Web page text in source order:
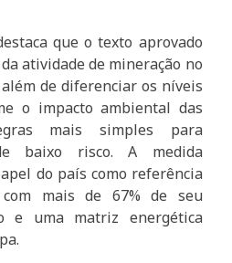
que o texto aprovado
atividade de mineração no
de diferenciar os níveis
o impacto ambiental das
mais simples para
baixo risco. A medida
do país como referência
mais de 67% de seu
e uma matriz energética